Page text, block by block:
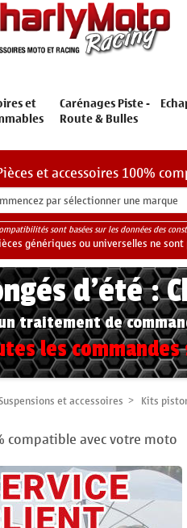
et Carénages Piste -
Route & Bulles
et accessoires 100%
sont basées sur les données des
génériques ou universelles ne
d'été :
traitement de
les
et accessoires Kits
compatible avec votre moto